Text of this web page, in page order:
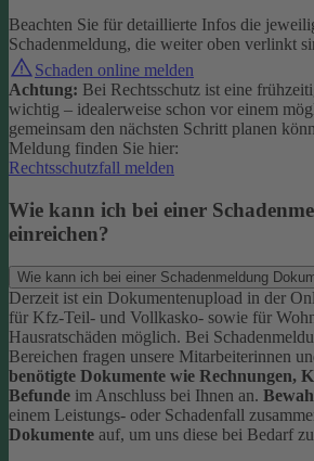
Beachten Sie für detaillierte Infos die
Schadenmeldung, die weiter oben verlinkt
Schaden online melden
Achtung: Bei Rechtsschutz ist eine
wichtig – idealerweise schon vor einem
gemeinsam den nächsten Schritt planen
Meldung finden Sie hier:
Rechtsschutzfall melden
Wie kann ich bei einer
einreichen?
Wie kann ich bei einer Schadenmeldung
Derzeit ist ein Dokumentenupload in der
für Kfz-Teil- und Vollkasko- sowie für
Hausratschäden möglich. Bei
Bereichen fragen unsere Mitarbeiterinnen
benötigte Dokumente wie Rechnungen,
Befunde im Anschluss bei Ihnen an.
einem Leistungs- oder Schadenfall
Dokumente auf, um uns diese bei Bedarf